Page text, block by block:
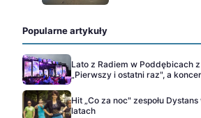
Popularne artykuły
Lato z Radiem w Poddębicach
„Pierwszy i ostatni raz", a
Hit „Co za noc" zespołu
latach